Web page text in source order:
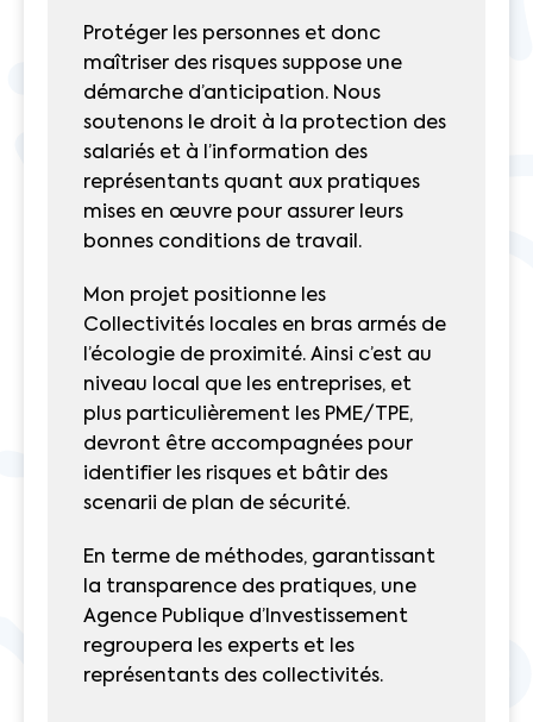
Protéger les personnes et donc
maîtriser des risques suppose une
démarche d’anticipation. Nous
soutenons le droit à la protection des
salariés et à l’information des
représentants quant aux pratiques
mises en œuvre pour assurer leurs
bonnes conditions de travail.
Mon projet positionne les
Collectivités locales en bras armés de
l’écologie de proximité. Ainsi c’est au
niveau local que les entreprises, et
plus particulièrement les PME/TPE,
devront être accompagnées pour
identifier les risques et bâtir des
scenarii de plan de sécurité.
En terme de méthodes, garantissant
la transparence des pratiques, une
Agence Publique d’Investissement
regroupera les experts et les
représentants des collectivités.